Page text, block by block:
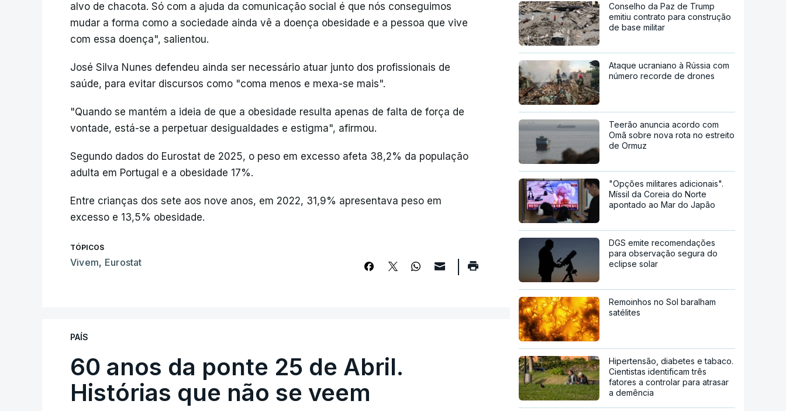
alvo de chacota. Só com a ajuda da comunicação social é que nós conseguimos
mudar a forma como a sociedade ainda vê a doença obesidade e a pessoa que vive
com essa doença", salientou.
José Silva Nunes defendeu ainda ser necessário atuar junto dos profissionais de
saúde, para evitar discursos como "coma menos e mexa-se mais".
"Quando se mantém a ideia de que a obesidade resulta apenas de falta de força de
vontade, está-se a perpetuar desigualdades e estigma", afirmou.
Segundo dados do Eurostat de 2025, o peso em excesso afeta 38,2% da população
adulta em Portugal e a obesidade 17%.
Entre crianças dos sete aos nove anos, em 2022, 31,9% apresentava peso em
excesso e 13,5% obesidade.
TÓPICOS
Vivem, Eurostat
PAÍS
60 anos da ponte 25 de Abril.
Histórias que não se veem
Conselho da Paz de Trump
emitiu contrato para construção
de base militar
Ataque ucraniano à Rússia com
número recorde de drones
Teerão anuncia acordo com
Omã sobre nova rota no estreito
de Ormuz
"Opções militares adicionais".
Míssil da Coreia do Norte
apontado ao Mar do Japão
DGS emite recomendações
para observação segura do
eclipse solar
Remoinhos no Sol baralham
satélites
Hipertensão, diabetes e tabaco.
Cientistas identificam três
fatores a controlar para atrasar
a demência